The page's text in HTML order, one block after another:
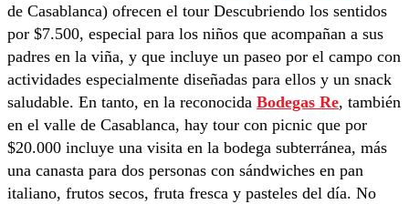
de Casablanca) ofrecen el tour Descubriendo los sentidos
por $7.500, especial para los niños que acompañan a sus
padres en la viña, y que incluye un paseo por el campo con
actividades especialmente diseñadas para ellos y un snack
saludable. En tanto, en la reconocida Bodegas Re, también
en el valle de Casablanca, hay tour con picnic que por
$20.000 incluye una visita en la bodega subterránea, más
una canasta para dos personas con sándwiches en pan
italiano, frutos secos, fruta fresca y pasteles del día. No